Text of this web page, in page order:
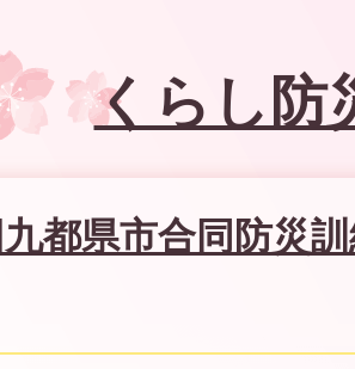
くらし防
都県市合同防災